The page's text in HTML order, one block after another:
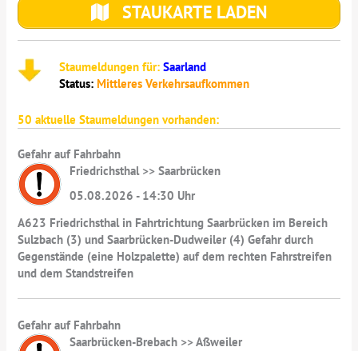
STAUKARTE LADEN
Staumeldungen für:Saarland
Status: Mittleres Verkehrsaufkommen
50 aktuelle Staumeldungen vorhanden:
Gefahr auf Fahrbahn
Friedrichsthal >> Saarbrücken
05.08.2026 - 14:30 Uhr
A623 Friedrichsthal in Fahrtrichtung Saarbrücken im Bereich
Sulzbach (3) und Saarbrücken-Dudweiler (4) Gefahr durch
Gegenstände (eine Holzpalette) auf dem rechten Fahrstreifen
und dem Standstreifen
Gefahr auf Fahrbahn
Saarbrücken-Brebach >> Aßweiler